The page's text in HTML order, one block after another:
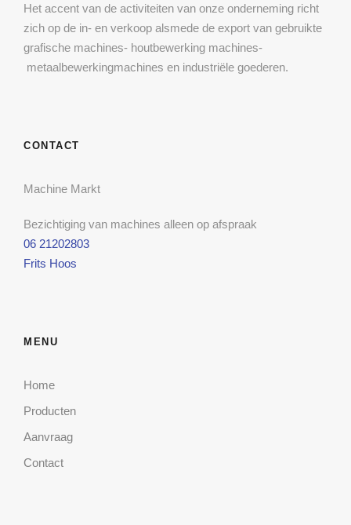
Het accent van de activiteiten van onze onderneming richt
zich op de in- en verkoop alsmede de export van gebruikte
grafische machines- houtbewerking machines-
metaalbewerkingmachines en industriële goederen.
CONTACT
Machine Markt
Bezichtiging van machines alleen op afspraak
06 21202803
Frits Hoos
MENU
Home
Producten
Aanvraag
Contact